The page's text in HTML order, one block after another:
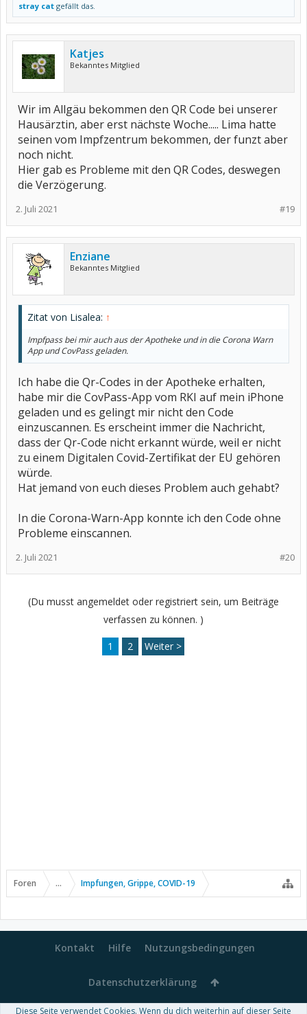
stray cat gefällt das.
Katjes
Bekanntes Mitglied
Wir im Allgäu bekommen den QR Code bei unserer
Hausärztin, aber erst nächste Woche..... Lima hatte
seinen vom Impfzentrum bekommen, der funzt aber
noch nicht.
Hier gab es Probleme mit den QR Codes, deswegen
die Verzögerung.
#19
2. Juli 2021
Enziane
Bekanntes Mitglied
Zitat von Lisalea: ↑
Impfpass bei mir auch aus der Apotheke und in die Corona Warn
App und CovPass geladen.
Ich habe die Qr-Codes in der Apotheke erhalten,
habe mir die CovPass-App vom RKI auf mein iPhone
geladen und es gelingt mir nicht den Code
einzuscannen. Es erscheint immer die Nachricht,
dass der Qr-Code nicht erkannt würde, weil er nicht
zu einem Digitalen Covid-Zertifikat der EU gehören
würde.
Hat jemand von euch dieses Problem auch gehabt?
In die Corona-Warn-App konnte ich den Code ohne
Probleme einscannen.
#20
2. Juli 2021
(Du musst angemeldet oder registriert sein, um Beiträge
verfassen zu können. )
1 2 Weiter >
Foren ... Impfungen, Grippe, COVID-19
Kontakt Hilfe Nutzungsbedingungen
Datenschutzerklärung
Diese Seite verwendet Cookies. Wenn du dich weiterhin auf dieser Seite